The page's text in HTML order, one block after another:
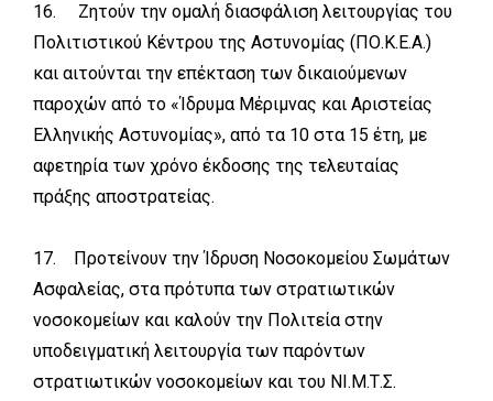
16. Ζητούν την ομαλή διασφάλιση λειτουργίας του
Πολιτιστικού Κέντρου της Αστυνομίας (ΠΟ.Κ.Ε.Α.)
και αιτούνται την επέκταση των δικαιούμενων
παροχών από το «Ίδρυμα Μέριμνας και Αριστείας
Ελληνικής Αστυνομίας», από τα 10 στα 15 έτη, με
αφετηρία των χρόνο έκδοσης της τελευταίας
πράξης αποστρατείας.
17. Προτείνουν την Ίδρυση Νοσοκομείου Σωμάτων
Ασφαλείας, στα πρότυπα των στρατιωτικών
νοσοκομείων και καλούν την Πολιτεία στην
υποδειγματική λειτουργία των παρόντων
στρατιωτικών νοσοκομείων και του ΝΙ.Μ.Τ.Σ.